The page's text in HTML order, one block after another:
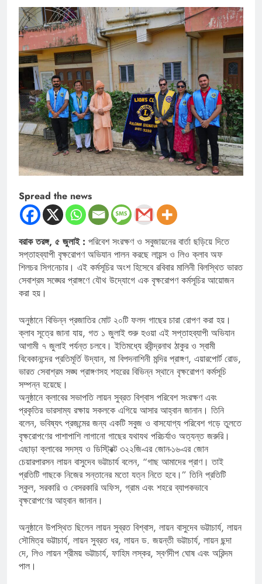
Spread the news
বরাক তরঙ্গ, ৫ জুলাই : পরিবেশ সংরক্ষণ ও সবুজায়নের বার্তা ছড়িয়ে দিতে
সপ্তাহব্যাপী বৃক্ষরোপণ অভিযান পালন করছে লায়ন্স ও লিও ক্লাব অফ
শিলচর সিগনেচার। এই কর্মসূচির অংশ হিসেবে রবিবার মালিনী বিলস্থিত ভারত
সেবাশ্রম সঙ্ঘের প্রাঙ্গণে যৌথ উদ্যোগে এক বৃক্ষরোপণ কর্মসূচির আয়োজন
করা হয়।
অনুষ্ঠানে বিভিন্ন প্রজাতির মোট ২০টি ফলদ গাছের চারা রোপণ করা হয়।
ক্লাব সূত্রে জানা যায়, গত ১ জুলাই শুরু হওয়া এই সপ্তাহব্যাপী অভিযান
আগামী ৭ জুলাই পর্যন্ত চলবে। ইতিমধ্যে রবীন্দ্রনাথ ঠাকুর ও স্বামী
বিবেকানন্দের প্রতিমূর্তি উদ্যান, মা বিপদনাশিনী মন্দির প্রাঙ্গণ, এয়ারপোর্ট রোড,
ভারত সেবাশ্রম সঙ্ঘ প্রাঙ্গণসহ শহরের বিভিন্ন স্থানে বৃক্ষরোপণ কর্মসূচি
সম্পন্ন হয়েছে।
অনুষ্ঠানে ক্লাবের সভাপতি লায়ন সুব্রত বিশ্বাস পরিবেশ সংরক্ষণ এবং
প্রকৃতির ভারসাম্য রক্ষায় সকলকে এগিয়ে আসার আহ্বান জানান। তিনি
বলেন, ভবিষ্যৎ প্রজন্মের জন্য একটি সবুজ ও বাসযোগ্য পরিবেশ গড়ে তুলতে
বৃক্ষরোপণের পাশাপাশি লাগানো গাছের যথাযথ পরিচর্যাও অত্যন্ত জরুরি।
এছাড়া ক্লাবের সদস্য ও ডিস্ট্রিক্ট ৩২২জি-এর জোন-১৬-এর জোন
চেয়ারপারসন লায়ন বাসুদেব ভট্টাচার্য বলেন, “গাছ আমাদের প্রাণ। তাই
প্রতিটি গাছকে নিজের সন্তানের মতো যত্ন নিতে হবে।” তিনি প্রতিটি
স্কুল, সরকারি ও বেসরকারি অফিস, গ্রাম এবং শহরে ব্যাপকভাবে
বৃক্ষরোপণের আহ্বান জানান।
অনুষ্ঠানে উপস্থিত ছিলেন লায়ন সুব্রত বিশ্বাস, লায়ন বাসুদেব ভট্টাচার্য, লায়ন
সৌমিত্র ভট্টাচার্য, লায়ন সুব্রত ধর, লায়ন ড. জয়ন্তী ভট্টাচার্য, লায়ন ছন্দা
দে, লিও লায়ন শ্রীময় ভট্টাচার্য, ফাহিম লস্কর, স্বর্ণদীপ ঘোষ এবং অরিন্দম
পাল।